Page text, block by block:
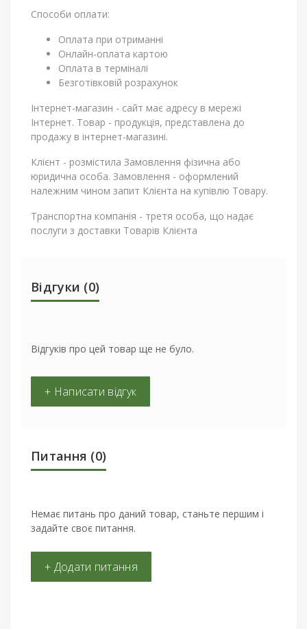
Способи оплати:
Оплата при отриманні
Онлайн-оплата картою
Оплата в терміналі
Безготівковій розрахунок
Інтернет-магазин - сайт має адресу в мережі
Інтернет. Товар - продукція, представлена ​​до
продажу в інтернет-магазині.
Клієнт - розмістила Замовлення фізична або
юридична особа. Замовлення - оформлений
належним чином запит Клієнта на купівлю Товару.
Транспортна компанія - третя особа, що надає
послуги з доставки Товарів Клієнта
Відгуки (0)
Відгуків про цей товар ще не було.
+ Написати відгук
Питання (0)
Немає питань про даний товар, станьте першим і
задайте своє питання.
+ Додати питання